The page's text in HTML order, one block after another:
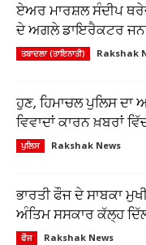
ਏਅਰ ਮਾਰਸ਼ਲ ਸੰਦੀਪ
ਦੇ ਅਗਲੇ ਡਾਇਰੈਕਟਰ
ਤਬਾਦਲਾ (ਤਾਇਨਾਤੀ) Rakshak
ਹੁਣ, ਹਿਮਾਚਲ ਪੁਲਿਸ
ਵਿਵਾਦਾਂ ਕਾਰਨ ਖ਼ਬਰਾਂ
ਪੁਲਿਸ Rakshak News
ਭਾਰਤੀ ਫੌਜ ਦੇ ਸਾਬਕਾ
ਅੰਤਿਮ ਸਸਕਾਰ ਕੱਲ੍ਹ
ਫੌਜ Rakshak News